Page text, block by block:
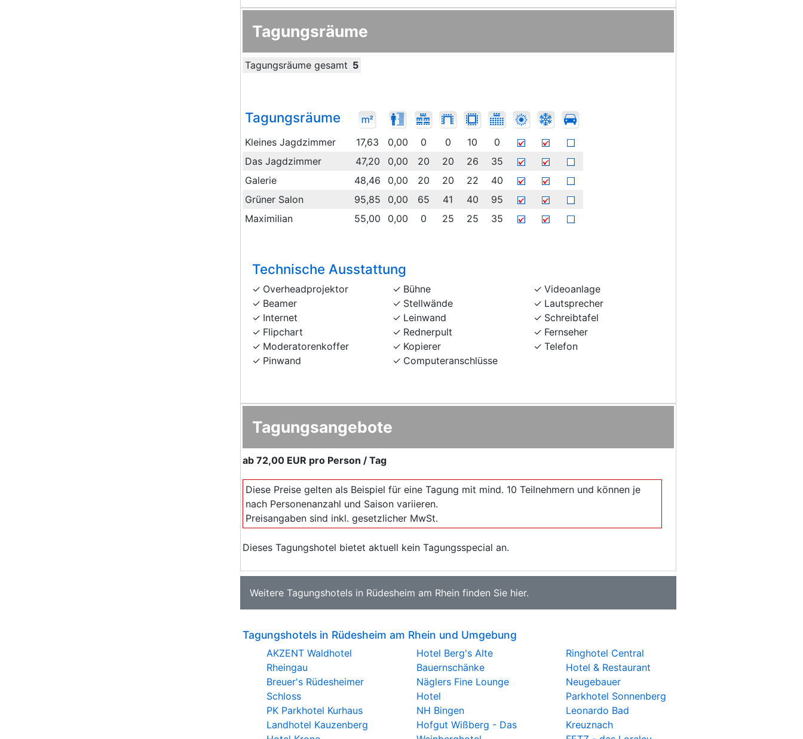
Tagungsräume
Tagungsräume gesamt 5
Tagungsräume
Kleines Jagdzimmer 17,63 0,00 0 0 10
0
Das Jagdzimmer
47,20 0,00 20 20 26
35
Galerie
48,46 0,00 20 20 22
40
Grüner Salon
95,85 0,00 65 41 40
95
Maximilian
55,00 0,00 0 25 25 35
Technische Ausstattung
Overheadprojektor
Beamer
Internet
Flipchart
Moderatorenkoffer
Pinwand
Bühne
Stellwände
Leinwand
Rednerpult
Kopierer
Computeranschlüsse
Videoanlage
Lautsprecher
Schreibtafel
Fernseher
Telefon
Tagungsangebote
ab 72,00 EUR pro Person / Tag
Diese Preise gelten als Beispiel für eine Tagung mit mind. 10 Teilnehmern und können je
nach Personenanzahl und Saison variieren.
Preisangaben sind inkl. gesetzlicher MwSt.
Dieses Tagungshotel bietet aktuell kein Tagungsspecial an.
Weitere Tagungshotels in Rüdesheim am Rhein finden Sie hier.
Tagungshotels in Rüdesheim am Rhein und Umgebung
AKZENT Waldhotel
Rheingau
Breuer's Rüdesheimer
Schloss
PK Parkhotel Kurhaus
Landhotel Kauzenberg
Hotel Berg's Alte
Bauernschänke
Näglers Fine Lounge
Hotel
NH Bingen
Hofgut Wißberg - Das
Ringhotel Central
Hotel & Restaurant
Neugebauer
Parkhotel Sonnenberg
Leonardo Bad
Kreuznach